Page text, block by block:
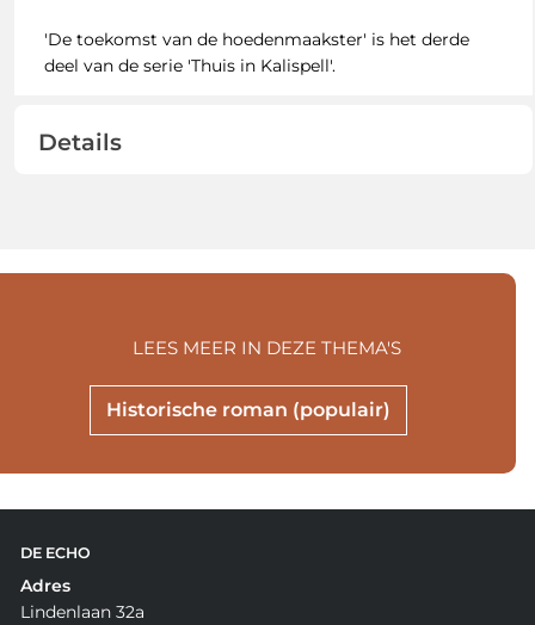
'De toekomst van de hoedenmaakster' is het derde
deel van de serie 'Thuis in Kalispell'.
Details
Historische roman (populair)
LEES MEER IN DEZE THEMA'S
DE ECHO
Adres
Lindenlaan 32a